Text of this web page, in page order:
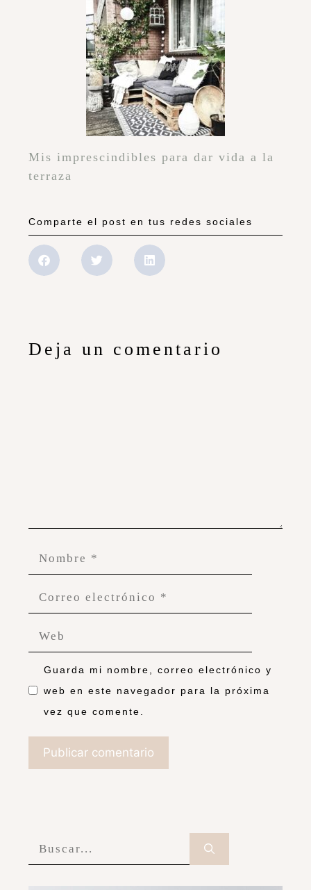
Mis imprescindibles para dar vida a la
terraza
Comparte el post en tus redes sociales
Deja un comentario
Guarda mi nombre, correo electrónico y
web en este navegador para la próxima
vez que comente.